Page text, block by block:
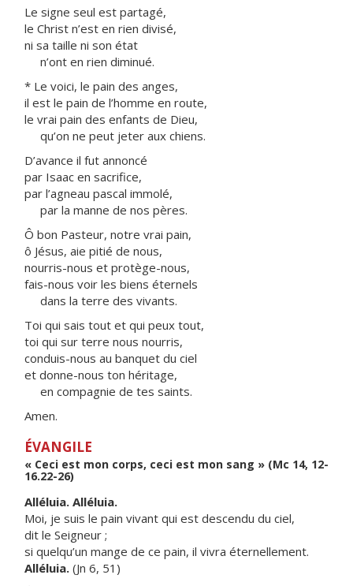
Le signe seul est partagé,
le Christ n’est en rien divisé,
ni sa taille ni son état
n’ont en rien diminué.
* Le voici, le pain des anges,
il est le pain de l’homme en route,
le vrai pain des enfants de Dieu,
qu’on ne peut jeter aux chiens.
D’avance il fut annoncé
par Isaac en sacrifice,
par l’agneau pascal immolé,
par la manne de nos pères.
Ô bon Pasteur, notre vrai pain,
ô Jésus, aie pitié de nous,
nourris-nous et protège-nous,
fais-nous voir les biens éternels
dans la terre des vivants.
Toi qui sais tout et qui peux tout,
toi qui sur terre nous nourris,
conduis-nous au banquet du ciel
et donne-nous ton héritage,
en compagnie de tes saints.
Amen.
ÉVANGILE
« Ceci est mon corps, ceci est mon sang » (Mc 14, 12-
16.22-26)
Alléluia. Alléluia.
Moi, je suis le pain vivant qui est descendu du ciel,
dit le Seigneur ;
si quelqu’un mange de ce pain, il vivra éternellement.
Alléluia. (Jn 6, 51)